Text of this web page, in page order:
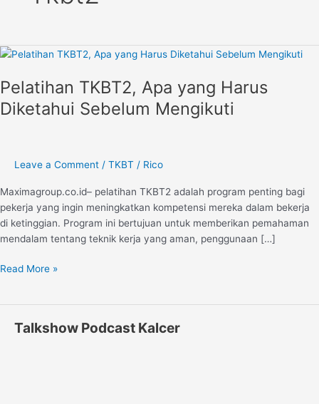
Pelatihan TKBT2, Apa yang Harus
Diketahui Sebelum Mengikuti
Leave a Comment / TKBT / Rico
Maximagroup.co.id– pelatihan TKBT2 adalah program penting bagi
pekerja yang ingin meningkatkan kompetensi mereka dalam bekerja
di ketinggian. Program ini bertujuan untuk memberikan pemahaman
mendalam tentang teknik kerja yang aman, penggunaan […]
Pelatihan
Apa
yang
Harus
Mengikuti
Read More »
Talkshow Podcast Kalcer